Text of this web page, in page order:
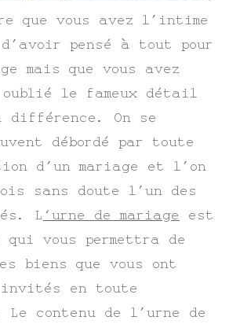
que vous avez l’intime
pensé à tout pour
mais que vous avez
oublié le fameux détail
On se
débordé par toute
d’un mariage et l’on
sans doute l’un des
L ‘urne de mariage
est
vous permettra de
biens que vous ont
en toute
contenu de l’urne de